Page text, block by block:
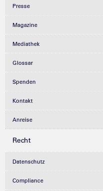
Presse
Magazine
Mediathek
Glossar
Spenden
Kontakt
Anreise
Recht
Datenschutz
Compliance